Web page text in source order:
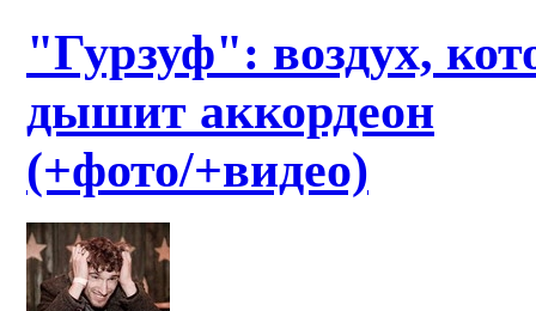
"Гурзуф": воздух,
дышит аккордеон
(+фото/+видео)